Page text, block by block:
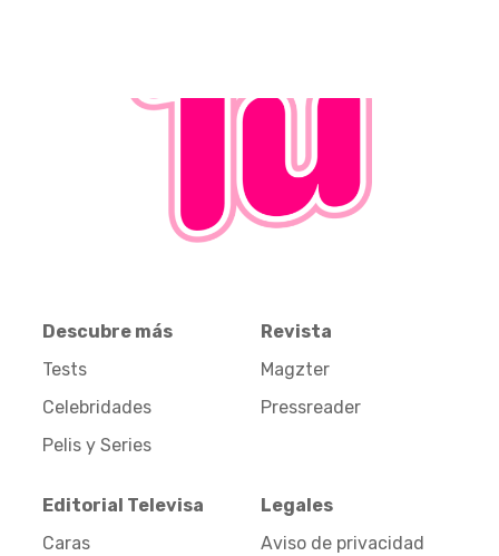
Descubre más
Tests
Celebridades
Pelis y Series
Revista
Magzter
Pressreader
Editorial Televisa
Caras
Legales
Aviso de privacidad